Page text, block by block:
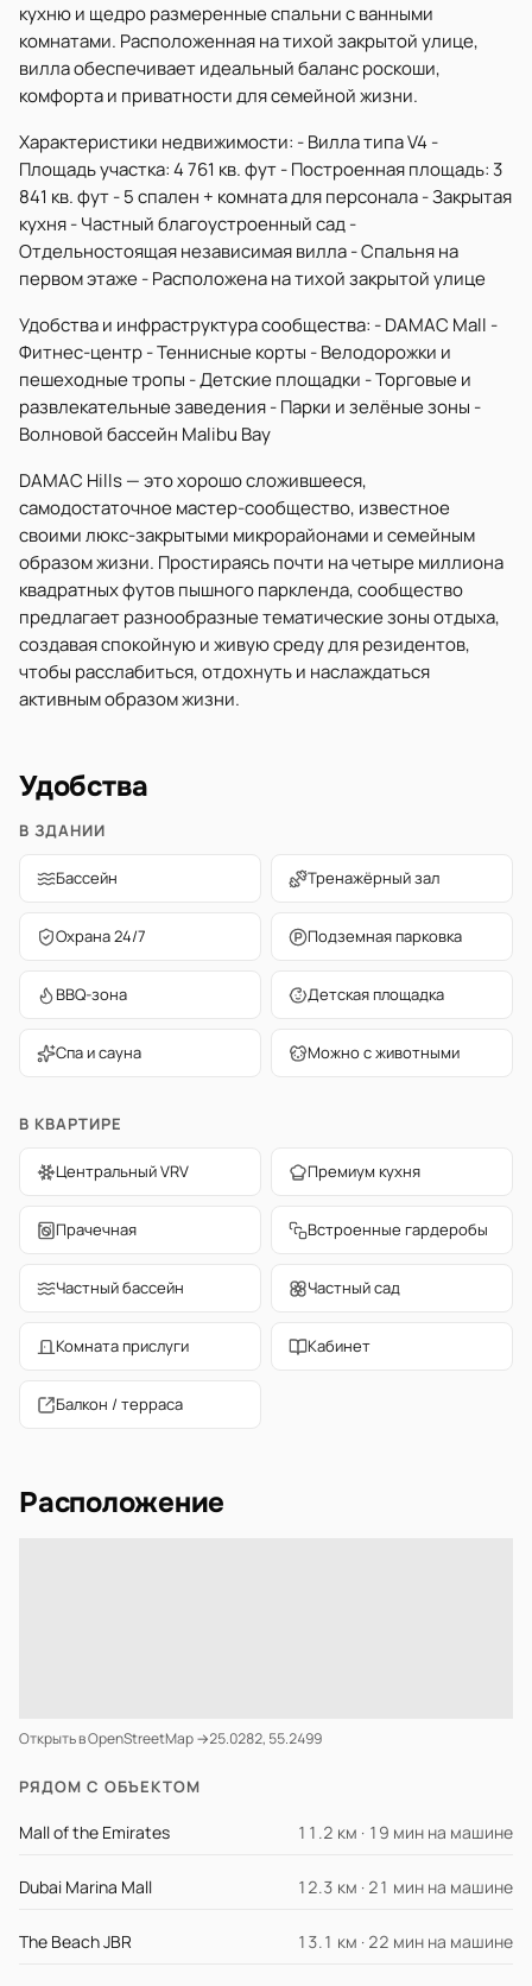
кухню и щедро размеренные спальни с ванными
комнатами. Расположенная на тихой закрытой улице,
вилла обеспечивает идеальный баланс роскоши,
комфорта и приватности для семейной жизни.
Характеристики недвижимости: - Вилла типа V4 -
Площадь участка: 4 761 кв. фут - Построенная площадь: 3
841 кв. фут - 5 спален + комната для персонала - Закрытая
кухня - Частный благоустроенный сад -
Отдельностоящая независимая вилла - Спальня на
первом этаже - Расположена на тихой закрытой улице
Удобства и инфраструктура сообщества: - DAMAC Mall -
Фитнес-центр - Теннисные корты - Велодорожки и
пешеходные тропы - Детские площадки - Торговые и
развлекательные заведения - Парки и зелёные зоны -
Волновой бассейн Malibu Bay
DAMAC Hills — это хорошо сложившееся,
самодостаточное мастер-сообщество, известное
своими люкс-закрытыми микрорайонами и семейным
образом жизни. Простираясь почти на четыре миллиона
квадратных футов пышного паркленда, сообщество
предлагает разнообразные тематические зоны отдыха,
создавая спокойную и живую среду для резидентов,
чтобы расслабиться, отдохнуть и наслаждаться
активным образом жизни.
Удобства
В ЗДАНИИ
Бассейн Тренажёрный зал
Охрана 24/7 Подземная парковка
BBQ-зона Детская площадка
Спа и сауна Можно с животными
В КВАРТИРЕ
Центральный VRV Премиум кухня
Прачечная Встроенные гардеробы
Частный бассейн Частный сад
Комната прислуги Кабинет
Балкон / терраса
Расположение
Открыть в OpenStreetMap →25.0282, 55.2499
РЯДОМ С ОБЪЕКТОМ
Mall of the Emirates 11.2 км · 19 мин на машине
Dubai Marina Mall 12.3 км · 21 мин на машине
The Beach JBR 13.1 км · 22 мин на машине